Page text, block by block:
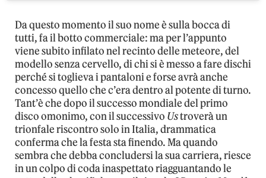
Da questo momento il suo nome è sulla bocca di
tutti, fa il botto commerciale: ma per l’appunto
viene subito infilato nel recinto delle meteore, del
modello senza cervello, di chi si è messo a fare dischi
perché si toglieva i pantaloni e forse avrà anche
concesso quello che c’era dentro al potente di turno.
Tant’è che dopo il successo mondiale del primo
disco omonimo, con il successivo Ustroverà un
trionfale riscontro solo in Italia, drammatica
conferma che la festa sta finendo. Ma quando
sembra che debba concludersi la sua carriera, riesce
in un colpo di coda inaspettato riagguantando le